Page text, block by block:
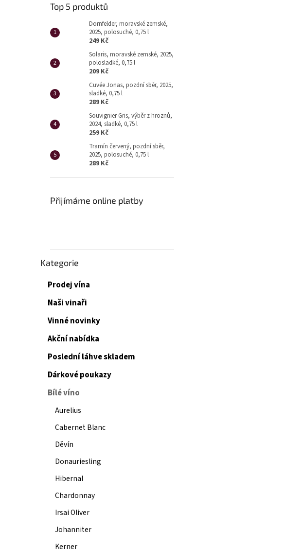
Top 5 produktů
Dornfelder, moravské zemské,
2025, polosuché, 0,75 l
249 Kč
Solaris, moravské zemské, 2025,
polosladké, 0,75 l
209 Kč
Cuvée Jonas, pozdní sběr, 2025,
sladké, 0,75 l
289 Kč
Souvignier Gris, výběr z hroznů,
2024, sladké, 0,75 l
259 Kč
Tramín červený, pozdní sběr,
2025, polosuché, 0,75 l
289 Kč
Přijímáme online platby
Přeskočit
kategorie
Kategorie
Prodej vína
Naši vinaři
Vinné novinky
Akční nabídka
Poslední láhve skladem
Dárkové poukazy
Bílé víno
Aurelius
Cabernet Blanc
Děvín
Donauriesling
Hibernal
Chardonnay
Irsai Oliver
Johanniter
Kerner